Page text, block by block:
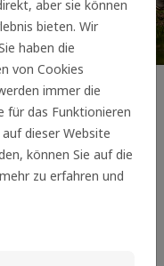
zur
den Regionen
Sponsorings. Dabei
Ziel ist es, die
Umfeld zu
aber sie können
bieten. Wir
haben die
von Cookies
immer die
für das Funktionieren
dieser Website
können Sie auf die
zu erfahren und